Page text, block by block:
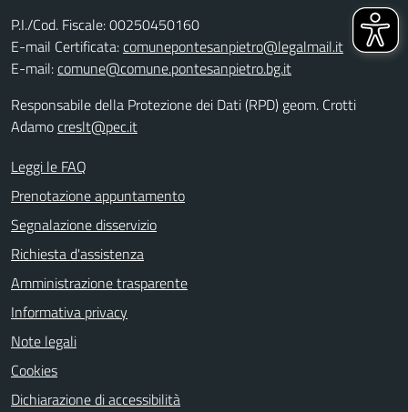
P.I./Cod. Fiscale: 00250450160
E-mail Certificata:comunepontesanpietro@legalmail.it
E-mail:comune@comune.pontesanpietro.bg.it
Responsabile della Protezione dei Dati (RPD) geom. Crotti
Adamocreslt@pec.it
Leggi le FAQ
Prenotazione appuntamento
Segnalazione disservizio
Richiesta d'assistenza
Amministrazione trasparente
Informativa privacy
Note legali
Cookies
Dichiarazione di accessibilità